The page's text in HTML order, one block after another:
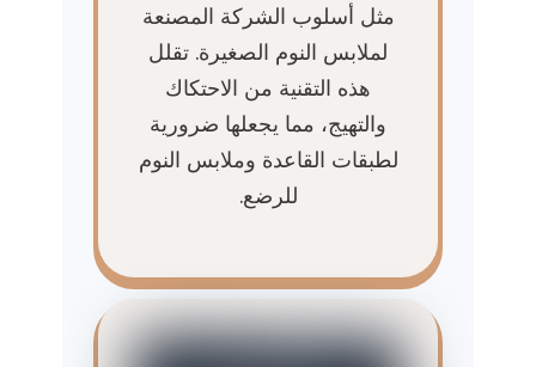
مثل أسلوب الشركة المصنعة
لملابس النوم الصغيرة. تقلل
هذه التقنية من الاحتكاك
والتهيج، مما يجعلها ضرورية
لطبقات القاعدة وملابس النوم
للرضع.